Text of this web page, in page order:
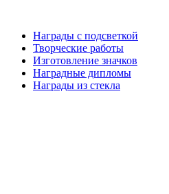
Награды с подсветкой
Творческие работы
Изготовление значков
Наградные дипломы
Награды из стекла